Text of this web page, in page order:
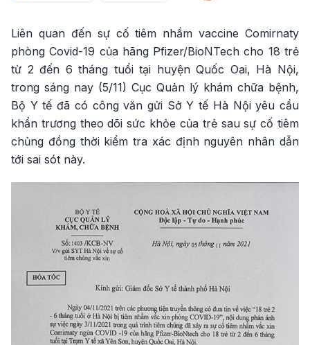
Liên quan đến sự cố tiêm nhầm vaccine Comirnaty
phòng Covid-19 của hãng Pfizer/BioNTech cho 18 trẻ
từ 2 đến 6 tháng tuổi tại huyện Quốc Oai, Hà Nội,
trong sáng nay (5/11) Cục Quản lý khám chữa bệnh,
Bộ Y tế đã có công văn gửi Sở Y tế Hà Nội yêu cầu
khẩn trương theo dõi sức khỏe của trẻ sau sự cố tiêm
chủng đồng thời kiểm tra xác định nguyên nhân dẫn
tới sai sót này.